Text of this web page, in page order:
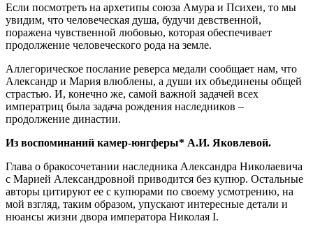
Если посмотреть на архетипы союза Амура и Психеи, то мы
увидим, что человеческая душа, будучи девственной,
поражена чувственной любовью, которая обеспечивает
продолжение человеческого рода на земле.
Аллегорическое послание реверса медали сообщает нам, что
Александр и Мария влюблены, а души их объединены общей
страстью. И, конечно же, самой важной задачей всех
императриц была задача рождения наследников –
продолжение династии.
Из воспоминаний камер-юнгферы* А.И. Яковлевой.
Глава о бракосочетании наследника Александра Николаевича
с Марией Александровной приводится без купюр. Остальные
авторы цитируют ее с купюрами по своему усмотрению, на
мой взгляд, таким образом, упускают интересные детали и
нюансы жизни двора императора Николая I.